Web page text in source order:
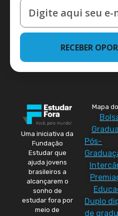
RECEBER
Uma iniciativa da
Fundação
Estudar que
ajuda jovens
brasileiros a
alcançarem o
sonho de
estudar fora por
meio de
Mapa
Pós-
Duplo
de